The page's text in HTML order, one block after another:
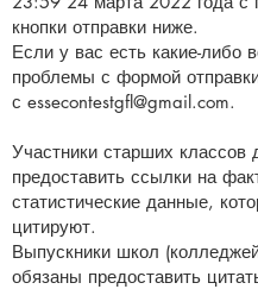
кнопки отправки ниже.
Если у вас есть какие-либо
проблемы с формой
с essecontestgfl@gmail.com.
Участники старших классов
предоставить ссылки на
статистические данные,
цитируют.
Выпускники школ
обязаны предоставить